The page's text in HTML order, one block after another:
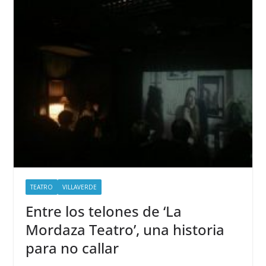
TEATRO VILLAVERDE
Entre los telones de ‘La
Mordaza Teatro’, una historia
para no callar